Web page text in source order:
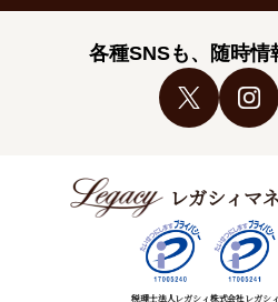
各種SNSも、随時情
レガシィマ
税理士法人レガシィ株式会社レガシ